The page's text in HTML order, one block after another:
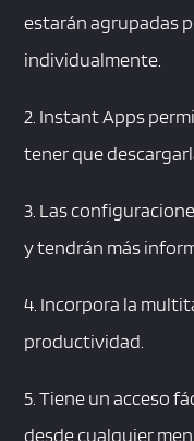
estarán agrupadas
individualmente.
2. Instant Apps
tener que
3. Las
y tendrán más
4. Incorpora la
productividad.
5. Tiene un acceso
desde cualquier